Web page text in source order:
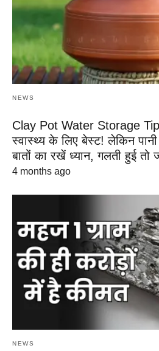
NEWS
Clay Pot Water Storage
स्वास्थ्य के लिए बेस्ट! लेकिन
बातों का रखें ध्यान, गलती हुई तो
4 months ago
NEWS